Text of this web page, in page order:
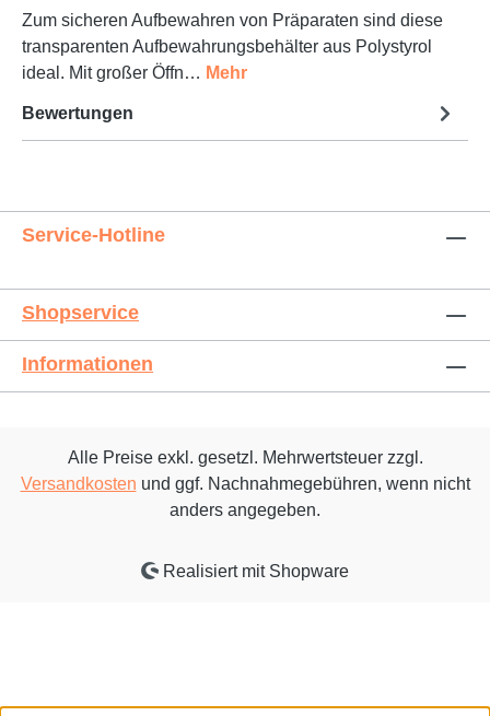
Zum sicheren Aufbewahren von Präparaten sind diese
transparenten Aufbewahrungsbehälter aus Polystyrol
ideal. Mit großer Öffn… Mehr
Bewertungen
Service-Hotline
Shopservice
Informationen
Alle Preise exkl. gesetzl. Mehrwertsteuer zzgl.
Versandkosten und ggf. Nachnahmegebühren, wenn nicht
anders angegeben.
Realisiert mit Shopware